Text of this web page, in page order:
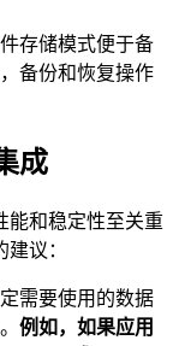
存储模式便于备
备份和恢复操作
成
能和稳定性至关重
议：
需要使用的数据
例如，如果应用